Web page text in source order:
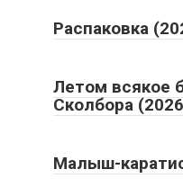
Распаковка
Летом всякое
Сколбора
Малыш-